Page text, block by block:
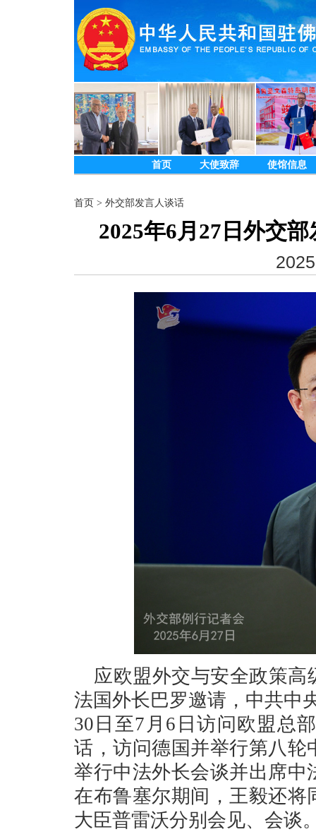
首页 大使致辞 使馆信息
首页 > 外交部发言人谈话
2025年6月27日外交
应欧盟外交与安全政策
法国外长巴罗邀请，中共中
30日至7月6日访问欧盟总
话，访问德国并举行第八
举行中法外长会谈并出席
在布鲁塞尔期间，王毅还
大臣普雷沃分别会见、会谈